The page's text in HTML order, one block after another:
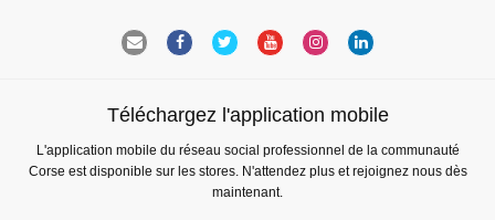
Téléchargez l'application mobile
L'application mobile du réseau social professionnel de la communauté
Corse est disponible sur les stores. N'attendez plus et rejoignez nous dès
maintenant.